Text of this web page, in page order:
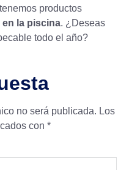
tenemos productos
en la piscina. ¿Deseas
todo el año?
no será publicada. Los
con *